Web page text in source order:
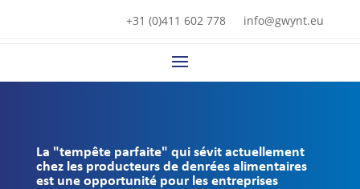
+31 (0)411 602 778 info@gwynt.eu
La "tempête parfaite" qui sévit actuellement
chez les producteurs de denrées alimentaires
est une opportunité pour les entreprises